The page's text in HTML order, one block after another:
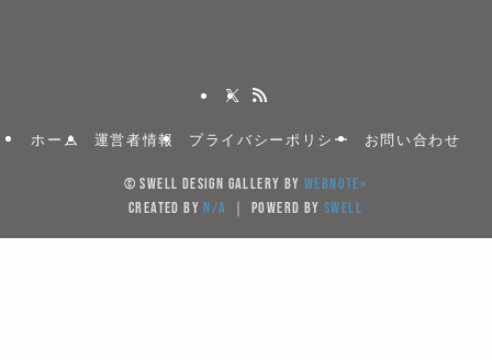
ホーム 運営者情報 プライバシーポリシー お問い合わせ
© SWELL DESIGN GALLERY byWebNote+
created byN/A ｜ powerd by SWELL